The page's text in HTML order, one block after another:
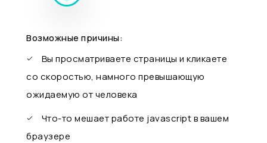
Возможные причины:
Вы просматриваете страницы и кликаете
со скоростью, намного превышающую
ожидаемую от человека
Что-то мешает работе javascript в вашем
браузере